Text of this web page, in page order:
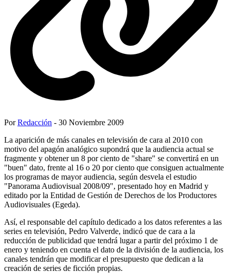
PorRedacción - 30 Noviembre 2009
La aparición de más canales en televisión de cara al 2010 con
motivo del apagón analógico supondrá que la audiencia actual se
fragmente y obtener un 8 por ciento de "share" se convertirá en un
"buen" dato, frente al 16 o 20 por ciento que consiguen actualmente
los programas de mayor audiencia, según desvela el estudio
"Panorama Audiovisual 2008/09", presentado hoy en Madrid y
editado por la Entidad de Gestión de Derechos de los Productores
Audiovisuales (Egeda).
Así, el responsable del capítulo dedicado a los datos referentes a las
series en televisión, Pedro Valverde, indicó que de cara a la
reducción de publicidad que tendrá lugar a partir del próximo 1 de
enero y teniendo en cuenta el dato de la división de la audiencia, los
canales tendrán que modificar el presupuesto que dedican a la
creación de series de ficción propias.